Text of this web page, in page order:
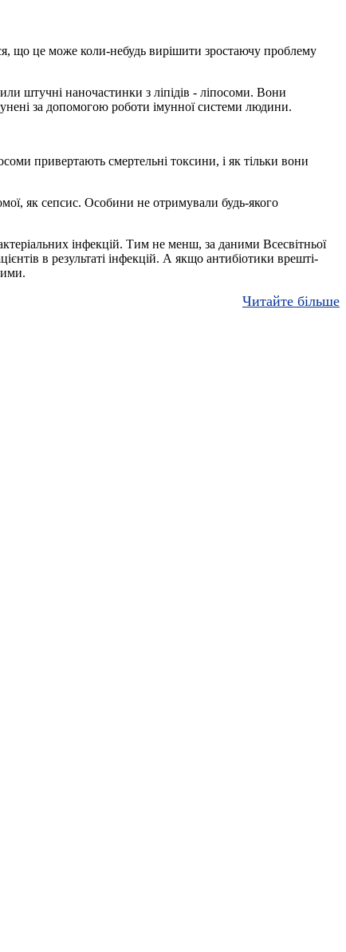
що це може коли-небудь вирішити зростаючу проблему
штучні наночастинки з ліпідів - ліпосоми. Вони
за допомогою роботи імунної системи людини.
привертають смертельні токсини, і як тільки вони
як сепсис. Особини не отримували будь-якого
інфекцій. Тим не менш, за даними Всесвітньої
в результаті інфекцій. А якщо антибіотики врешті-
Читайте більше